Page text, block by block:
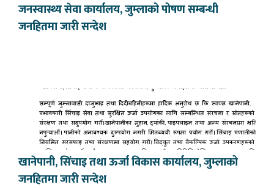
जनस्वास्थ्य सेवा कार्यालय, जुम्लाको पोषण सम्बन्धी
जनहितमा जारी सन्देश
खानेपानी, सिंचाइ तथा ऊर्जा विकास कार्यालय, जुम्लाको
जनहितमा जारी सन्देश